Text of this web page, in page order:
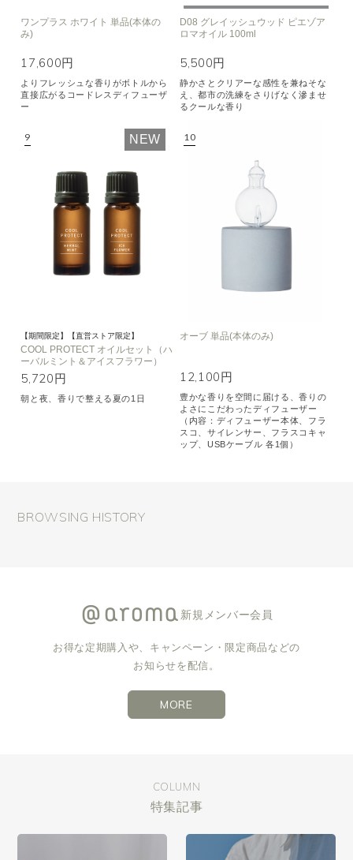
ワンプラス ホワイト 単品(本体の
み)
17,600円
よりフレッシュな香りがボトルから
直接広がるコードレスディフューザ
ー
D08 グレイッシュウッド ピエゾア
ロマオイル 100ml
5,500円
静かさとクリアーな感性を兼ねそな
え、都市の洗練をさりげなく滲ませ
るクールな香り
NEW
【期間限定】【直営ストア限定】
COOL PROTECT オイルセット（ハ
ーバルミント＆アイスフラワー）
5,720円
朝と夜、香りで整える夏の1日
オーブ 単品(本体のみ)
12,100円
豊かな香りを空間に届ける、香りの
よさにこだわったディフューザー
（内容：ディフューザー本体、フラ
スコ、サイレンサー、フラスコキャ
ップ、USBケーブル 各1個）
BROWSING HISTORY
新規メンバー会員
お得な定期購入や、キャンペーン・限定商品などの
お知らせを配信。
MORE
COLUMN
特集記事